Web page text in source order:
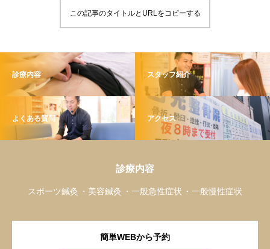
この記事のタイトルとURLをコピーする
診療内容 スタッフ紹介
よくある質問 アクセス
診療内容
スポーツ鍼灸 美容鍼灸 一般急性症状 一般慢性症状
簡単WEBから予約